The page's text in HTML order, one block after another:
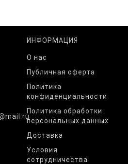
потребительских
с шортами, бриджами и
принтами, цветной строчкой
ткани. Главный акцент в них
лодочкой, свободные рукава
деталей, умеренные цены на всю
ее у нас. Эта одежда
жарких летних ночей и холодных
сейчас – доставим быстро в
ИНФОРМАЦИЯ
О нас
Публичная оферта
Политика
конфиденциальности
Политика обработки
персональных данных
Доставка
Условия
сотрудничества